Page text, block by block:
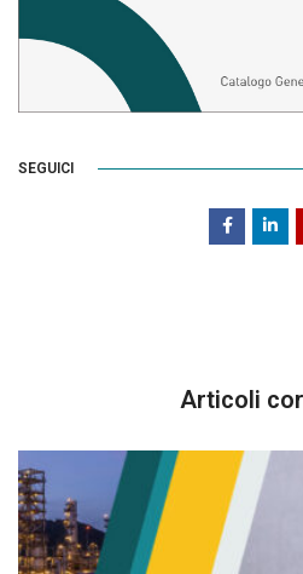
SEGUICI
Articoli